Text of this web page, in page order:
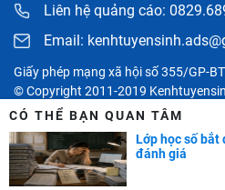
Liên hệ quảng cáo:
Email:
Giấy phép mạng xã hội số 355/GP-
© Copyright 2011-2019
tuyển sinh chỉ có tính chất tham
uy tín khác và bản quyền thuộc về
quan người đọc có thể liên hệ trực
hoặc cá nhân được đề cập trong bài
CÓ THỂ BẠN QUAN TÂM
Lớp học số bắt
đánh giá